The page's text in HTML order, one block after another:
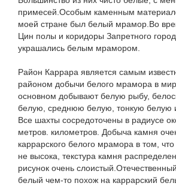
примесей.Особым каменным
моей стране был белый мрамор.Во
Цин полы и коридоры Запретного
украшались белым мрамором.
Район Каррара является самым
районом добычи белого мрамора в
основном добывают белую рыбу,
белую, среднюю белую, тонкую белую и
Все шахты сосредоточены в радиусе
метров. километров. Добыча камня
каррарского белого мрамора в том,
не высока, текстура камня
рисунок очень
белый чем-то похож на каррарский